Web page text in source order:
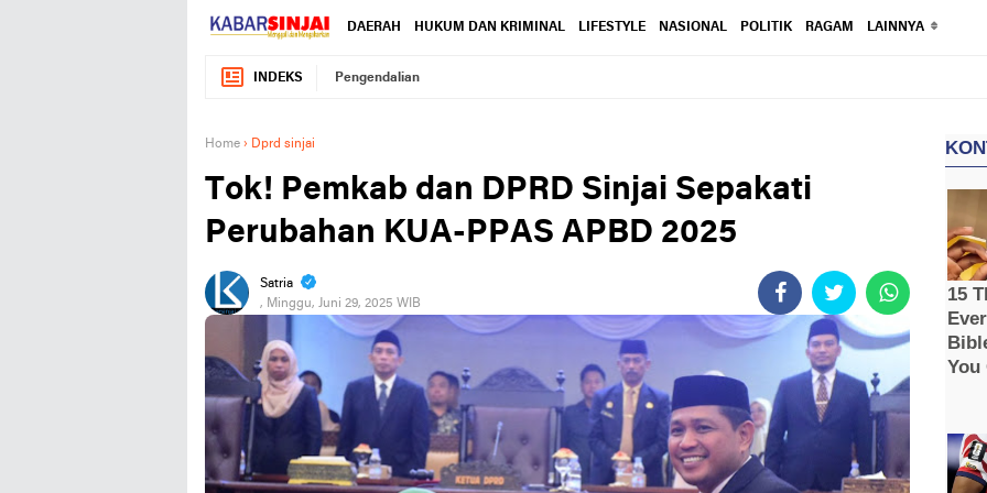
DAERAH HUKUM DAN KRIMINAL LIFESTYLE NASIONAL POLITIK RAGAM LAINNYA
INDEKS Pengendalian
Home › Dprd sinjai
Tok! Pemkab dan DPRD Sinjai Sepakati
Perubahan KUA-PPAS APBD 2025
Satria
, Minggu, Juni 29, 2025 WIB